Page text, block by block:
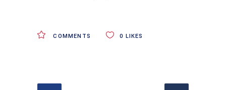
COMMENTS 0 LIKES